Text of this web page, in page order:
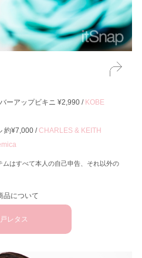
ーアップビキニ ¥2,990 / KOBE
約¥7,000 /CHARLES & KEITH
はすべて本人の自己申告、それ以外の
品について
レタス